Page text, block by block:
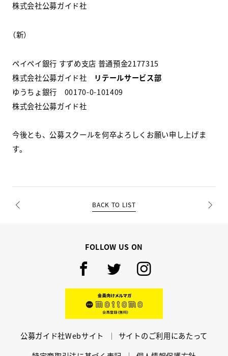
オンライン課題提出
株式会社公募ガイド社
（新）
ペイペイ銀行 すずめ支店 普通預金2177315
株式会社公募ガイド社 リテールサービス部
ゆうちょ銀行 00170-0-101409
株式会社公募ガイド社
今後とも、公募スクールを何卒よろしくお願い申し上げま
す。
BACK TO LIST
FOLLOW US ON
Facebook
TwitterInstagram
公募ガイド社Webサイト
サイトのご利用にあたって